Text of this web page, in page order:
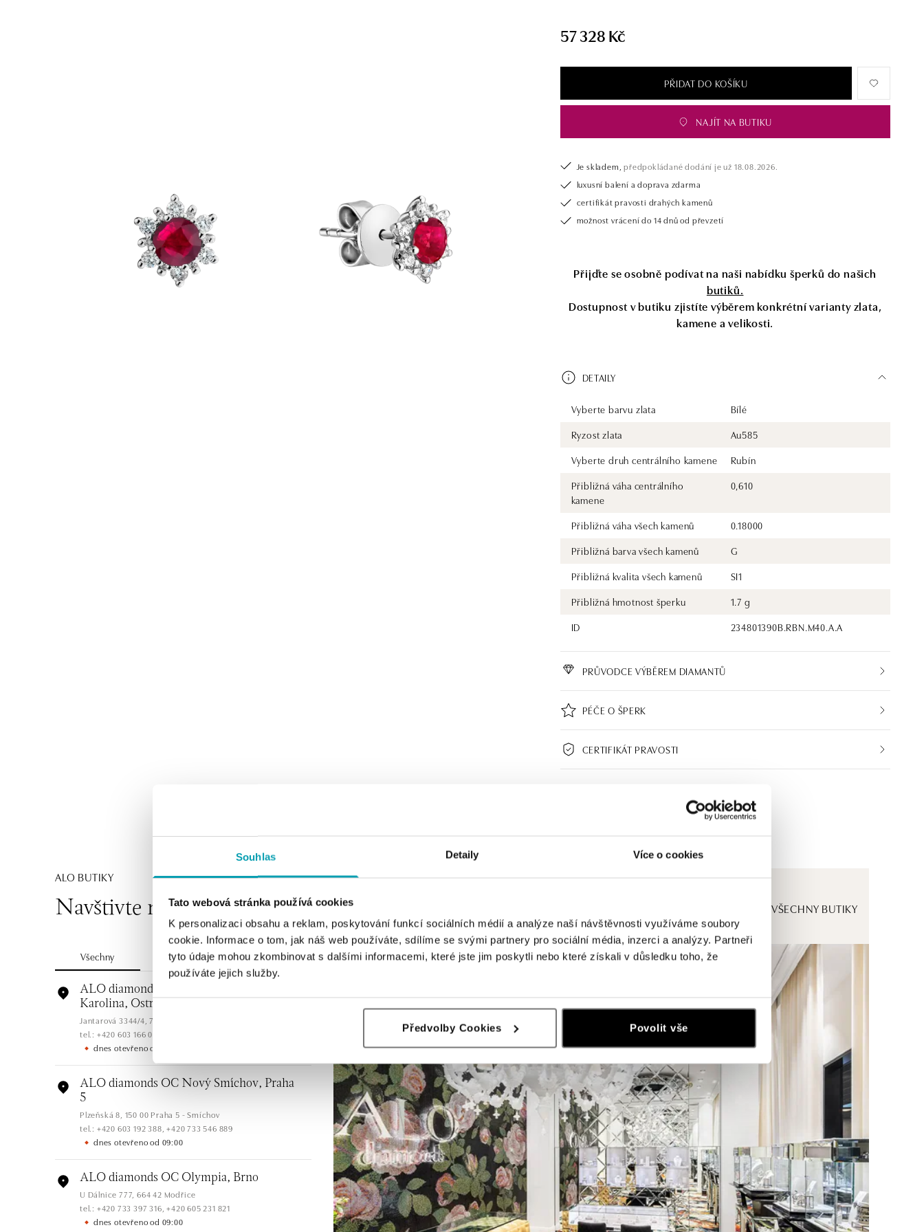
Souhlas Detaily Více o cookies
Tato webová stránka používá cookies
K personalizaci obsahu a reklam, poskytování funkcí sociálních médií a analýze naší návštěvnosti využíváme soubory
cookie. Informace o tom, jak náš web používáte, sdílíme se svými partnery pro sociální média, inzerci a analýzy. Partneři
tyto údaje mohou zkombinovat s dalšími informacemi, které jste jim poskytli nebo které získali v důsledku toho, že
používáte jejich služby.
Předvolby Cookies Povolit vše
57 328 Kč
PŘIDAT DO KOŠÍKU
NAJÍT NA BUTIKU
Je skladem, předpokládané dodání je už 18.08.2026.
luxusní balení a doprava zdarma
certifikát pravosti drahých kamenů
možnost vrácení do 14 dnů od převzetí
Přijďte se osobně podívat na naši nabídku šperků do našich
butiků.
Dostupnost v butiku zjistíte výběrem konkrétní varianty zlata,
kamene a velikosti.
DETAILY
Vyberte barvu zlata
Bílé
Ryzost zlata
Au585
Vyberte druh centrálního kamene
Rubín
Přibližná váha centrálního
kamene
0,610
Přibližná váha všech kamenů
0.18000
Přibližná barva všech kamenů
G
Přibližná kvalita všech kamenů
SI1
Přibližná hmotnost šperku
1.7 g
ID
234801390B.RBN.M40.A.A
PRŮVODCE VÝBĚREM DIAMANTŮ
PÉČE O ŠPERK
CERTIFIKÁT PRAVOSTI
ALO BUTIKY
Navštivte naše butiky ZOBRAZIT VŠECHNY BUTIKY
Všechny Česko Slovensko
ALO diamonds OC Forum Nová
Karolina, Ostrava
Jantarová 3344/4, 702 00 Ostrava-Moravská Ostrava
tel.: +420 603 166 013, +420 603 565 187
dnes otevřeno od 09:00
ALO diamonds OC Nový Smíchov, Praha
5
Plzeňská 8, 150 00 Praha 5 - Smíchov
tel.: +420 603 192 388, +420 733 546 889
dnes otevřeno od 09:00
ALO diamonds OC Olympia, Brno
U Dálnice 777, 664 42 Modřice
tel.: +420 733 397 316, +420 605 231 821
dnes otevřeno od 09:00